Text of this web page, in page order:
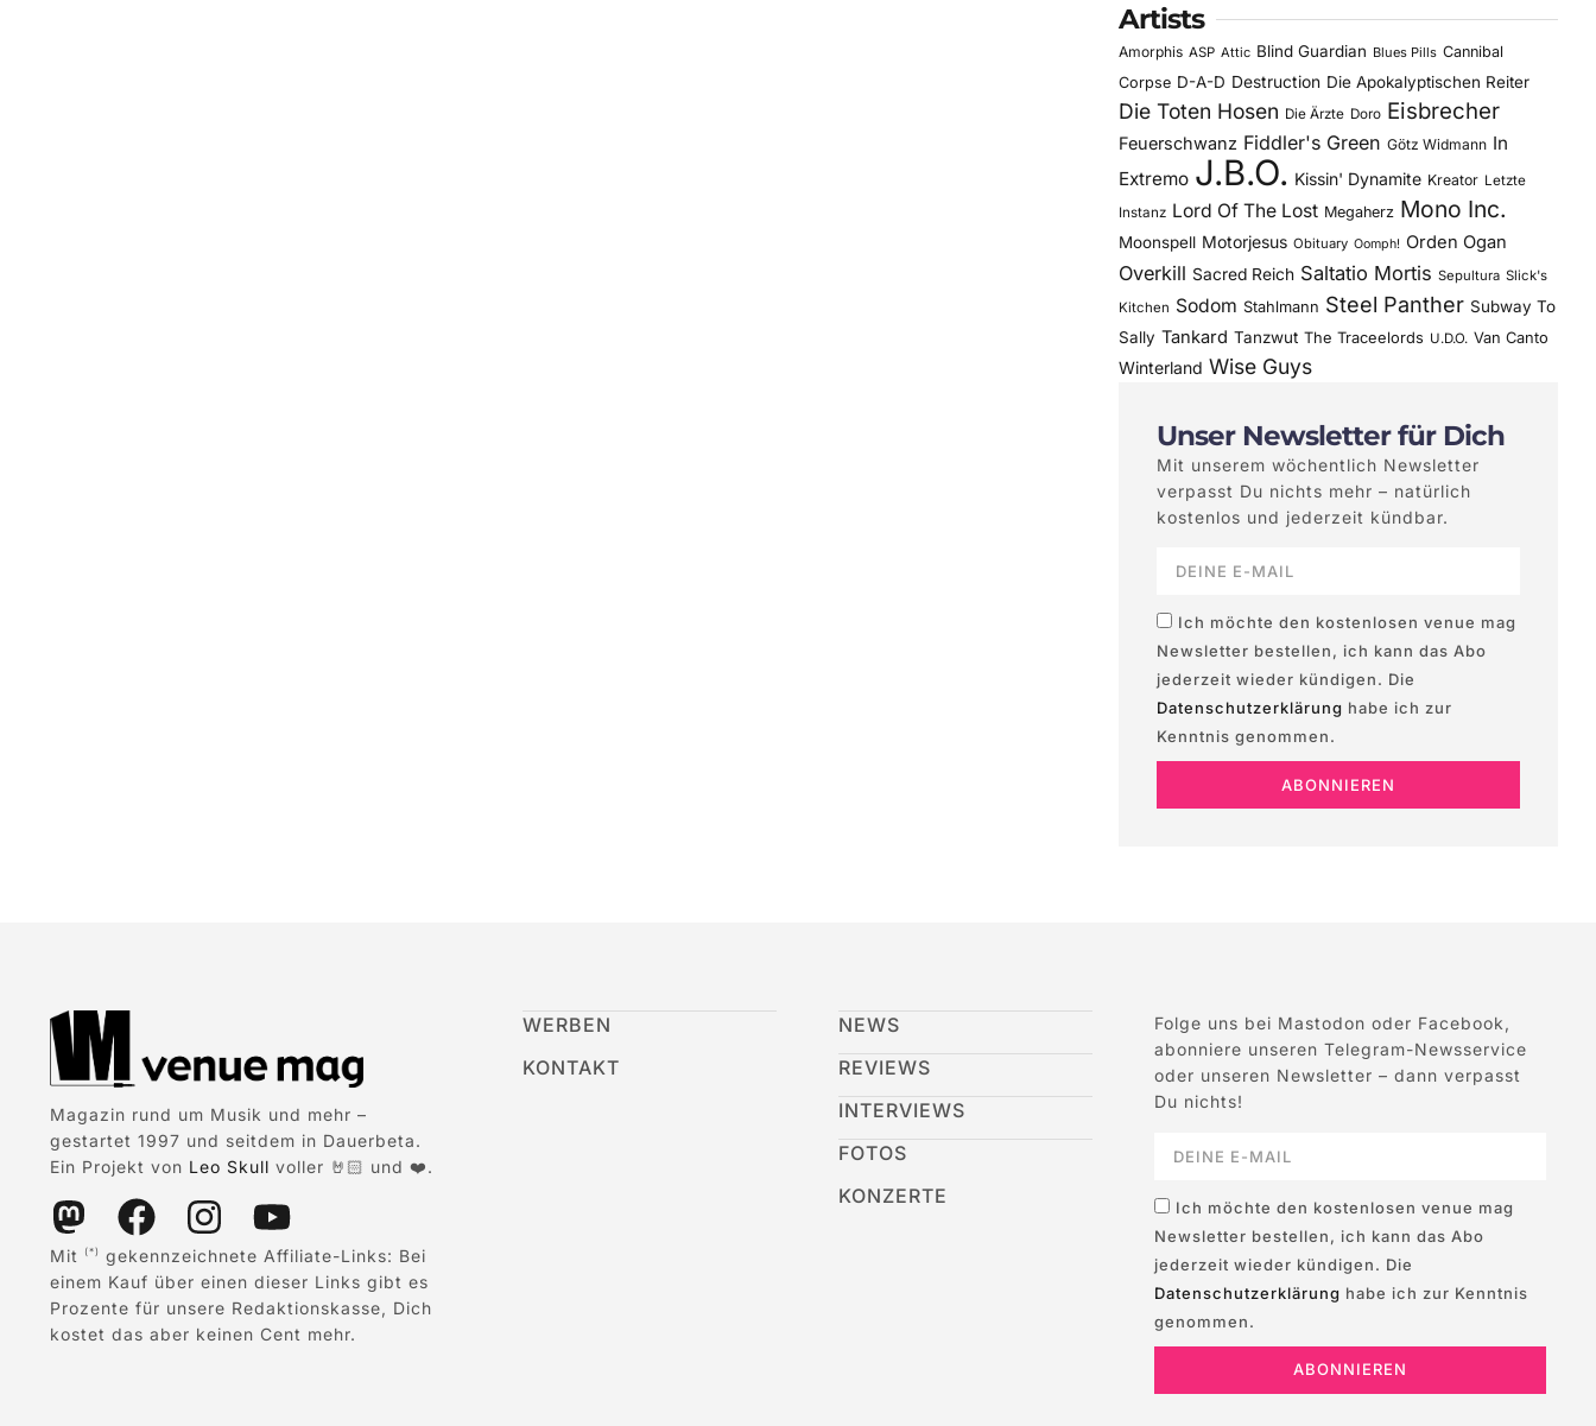
Artists
Amorphis ASP Attic Blind Guardian Blues Pills Cannibal
Corpse D-A-D Destruction Die Apokalyptischen Reiter
Die Toten Hosen Die Ärzte Doro Eisbrecher
Feuerschwanz Fiddler's Green Götz Widmann In
Extremo J.B.O. Kissin' Dynamite Kreator Letzte
Instanz Lord Of The Lost Megaherz Mono Inc.
Moonspell Motorjesus Obituary Oomph! Orden Ogan
Overkill Sacred Reich Saltatio Mortis Sepultura Slick's
Kitchen Sodom Stahlmann Steel Panther Subway To
Sally Tankard Tanzwut The Traceelords U.D.O. Van Canto
Winterland Wise Guys
Unser Newsletter für Dich
Mit unserem wöchentlich Newsletter
verpasst Du nichts mehr – natürlich
kostenlos und jederzeit kündbar.
Ich möchte den kostenlosen venue mag
Newsletter bestellen, ich kann das Abo
jederzeit wieder kündigen. Die
Datenschutzerklärung habe ich zur
Kenntnis genommen.
ABONNIEREN
Magazin rund um Musik und mehr –
gestartet 1997 und seitdem in Dauerbeta.
Ein Projekt von Leo Skull voller 🤘🏻 und ❤️.
Mit (*)
gekennzeichnete Affiliate-Links: Bei
einem Kauf über einen dieser Links gibt es
Prozente für unsere Redaktionskasse, Dich
kostet das aber keinen Cent mehr.
WERBEN
KONTAKT
NEWS
REVIEWS
INTERVIEWS
FOTOS
KONZERTE
Folge uns bei Mastodon oder Facebook,
abonniere unseren Telegram-Newsservice
oder unseren Newsletter – dann verpasst
Du nichts!
Ich möchte den kostenlosen venue mag
Newsletter bestellen, ich kann das Abo
jederzeit wieder kündigen. Die
Datenschutzerklärung habe ich zur Kenntnis
genommen.
ABONNIEREN